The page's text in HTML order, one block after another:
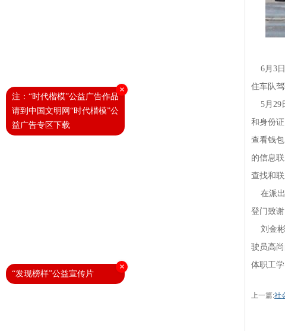
6月3日
住车队
5月29
和身份
查看钱
的信息
查找和
在派出
登门致谢
刘金彬
驶员高
体职工
上一篇:社
×
注：“时代楷模”公益广告作品
请到中国文明网“时代楷模”公
益广告专区下载
×
“发现榜样”公益宣传片